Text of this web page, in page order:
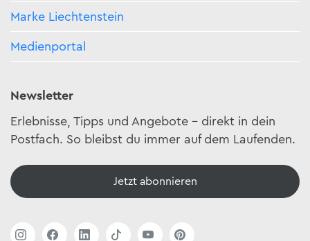
Marke Liechtenstein
Medienportal
Newsletter
Erlebnisse, Tipps und Angebote – direkt in dein
Postfach. So bleibst du immer auf dem Laufenden.
Jetzt abonnieren